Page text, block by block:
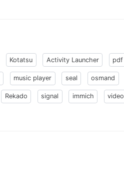
Kotatsu Activity Launcher pdf
music player seal osmand
Rekado signal immich video